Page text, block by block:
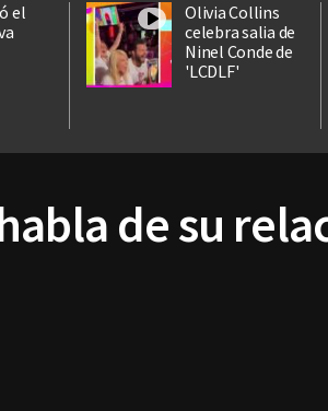
el
Olivia Collins
celebra salia de
Ninel Conde de
'LCDLF'
de su